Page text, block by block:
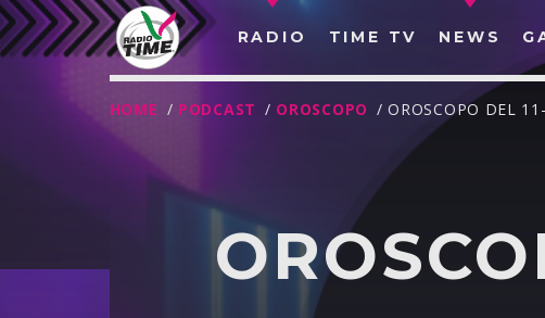
RADIO TIME TV NEWS
HOME / PODCAST / OROSCOPO / OROSCOPO DEL